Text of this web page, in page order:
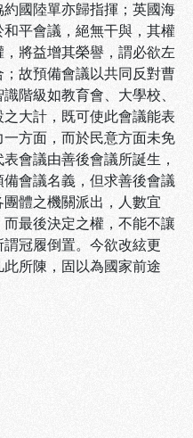
國陸單亦歸指揮；英國海
平會議，絕無干與，其權
將益增其榮譽，謂必欲左
故預備會議以共同反對曹
階級如教育會、大學校、
大計，既可使此會議能表
方面，而於民意方面未免
會議由善後會議所誕生，
會議名義，但求善後會議
體之機關派出，人數宜
最後決定之權，不能不讓
冠履倒置。今欲改絃更
所陳，固以為國家前途